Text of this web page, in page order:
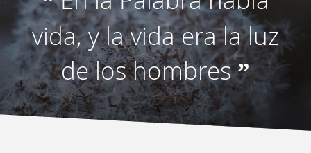
vida, y la vida era la luz
de los hombres”